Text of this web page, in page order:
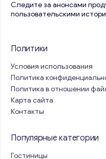
Следите за анонсами
пользовательскими
Политики
Условия использования
Политика
Политика в отношении
Карта сайта
Контакты
Популярные категории
Гостиницы